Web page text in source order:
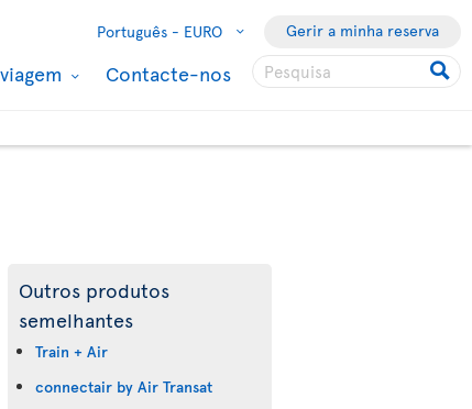
Português - EURO Gerir a minha reserva
Contacte-nos
Outros produtos
semelhantes
Train + Air
connectair by Air Transat